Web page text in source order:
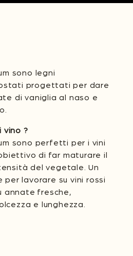
sono legni
progettati per dare
di vaniglia al naso e
vino ?
sono perfetti per i vini
di far maturare il
del vegetale. Un
lavorare su vini rossi
annate fresche,
e lunghezza.